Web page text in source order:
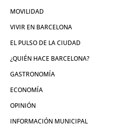
MOVILIDAD
VIVIR EN BARCELONA
EL PULSO DE LA CIUDAD
¿QUIÉN HACE BARCELONA?
GASTRONOMÍA
ECONOMÍA
OPINIÓN
INFORMACIÓN MUNICIPAL